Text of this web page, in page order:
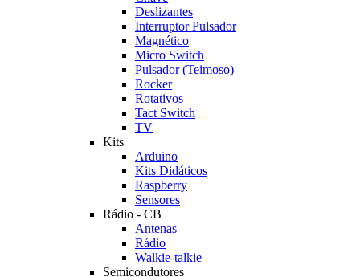
Deslizantes
Interruptor Pulsador
Magnético
Micro Switch
Pulsador (Teimoso)
Rocker
Rotativos
Tact Switch
TV
Kits
Arduino
Kits Didáticos
Raspberry
Sensores
Rádio - CB
Antenas
Rádio
Walkie-talkie
Semicondutores